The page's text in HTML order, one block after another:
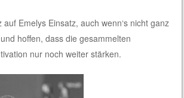
Emelys Einsatz, auch wenn‘s nicht ganz
hoffen, dass die gesammelten
nur noch weiter stärken.